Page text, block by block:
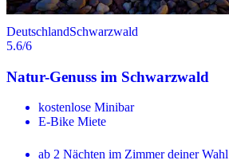
DeutschlandSchwarzwald
5.6/6
Natur-Genuss im Schwarzwald
kostenlose Minibar
E-Bike Miete
ab 2 Nächten im Zimmer deiner Wahl